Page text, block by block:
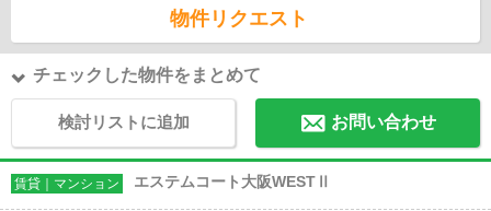
物件リクエスト
チェックした物件をまとめて
検討リストに追加 お問い合わせ
賃貸｜マンション エステムコート大阪WESTⅡ